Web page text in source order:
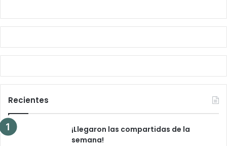
Recientes
¡Llegaron las compartidas de la
semana!